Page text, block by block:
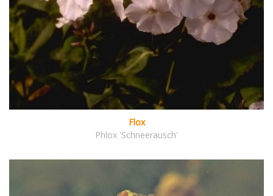
Flox
Phlox 'Schneerausch'